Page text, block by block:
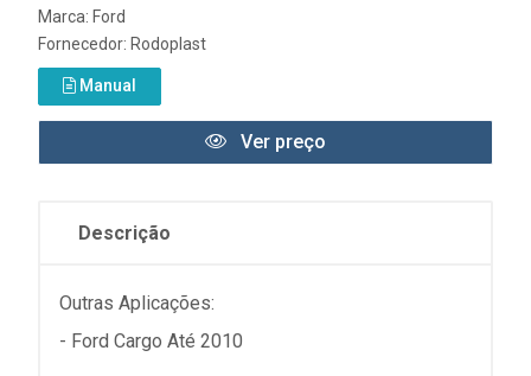
Marca: Ford
Fornecedor: Rodoplast
Manual
Ver preço
Descrição
Outras Aplicações:
- Ford Cargo Até 2010